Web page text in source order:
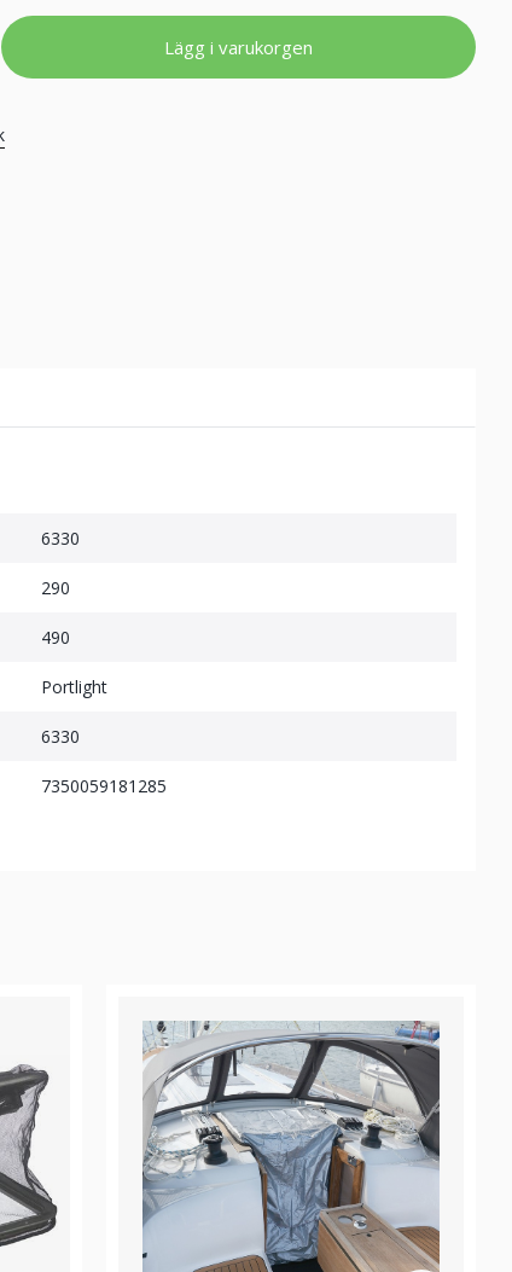
Lägg i varukorgen
6330
290
490
Portlight
6330
7350059181285